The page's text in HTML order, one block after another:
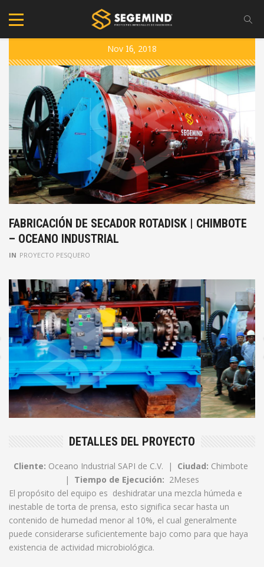
Nov 16 2018
FABRICACIÓN DE SECADOR ROTADISK | CHIMBOTE
– OCEANO INDUSTRIAL
IN PROYECTO PESQUERO
DETALLES DEL PROYECTO
Cliente: Oceano Industrial SAPI de C.V. | Ciudad: Chimbote
| Tiempo de Ejecución: 2Meses
El propósito del equipo es deshidratar una mezcla húmeda e
inestable de torta de prensa, esto significa secar hasta un
contenido de humedad menor al 10%, el cual generalmente
puede considerarse suficientemente bajo como para que haya
existencia de actividad microbiológica.